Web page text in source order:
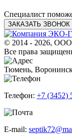
Специалист
ЗАКАЗАТЬ ЗВОНОК
© 2014 - 2026,
Все права
Тюмень,
Телефон: +7 (3452)
E-mail: